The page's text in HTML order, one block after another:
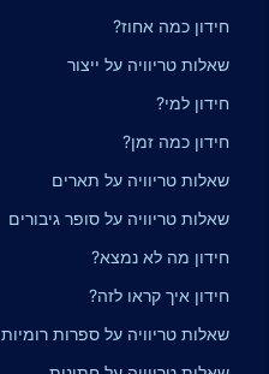
חידון כמה אחוז?
שאלות טריוויה על ייצור
חידון למי?
חידון כמה זמן?
שאלות טריוויה על תארים
שאלות טריוויה על סופר גיבורים
חידון מה לא נמצא?
חידון איך קראו לזה?
שאלות טריוויה על ספרות רומיות